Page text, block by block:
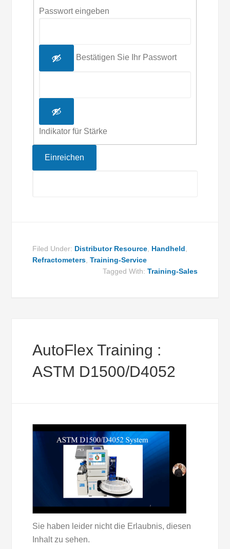
Passwort eingeben
Bestätigen Sie Ihr Passwort
Indikator für Stärke
Filed Under: Distributor Resource Handheld
Refractometers ,Training-Service
Tagged With: Training-Sales
AutoFlex Training :
ASTM D1500/D4052
Sie haben leider nicht die Erlaubnis, diesen
Inhalt zu sehen.